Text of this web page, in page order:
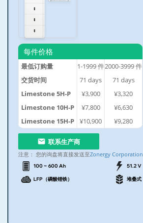
每件价格
最低订购量 1-1999件2000-3999件
交货时间
71 days 71 days
Limestone 5H-P
¥3,900
¥3,320
Limestone 10H-P
¥7,800
¥6,630
Limestone 15H-P
¥10,900 ¥9,280
联系生产商
注意： 您的询盘将直接发送至Zonergy Corporation
100 ~ 600 Ah 51.2 V
LFP（磷酸锂铁） 堆叠式